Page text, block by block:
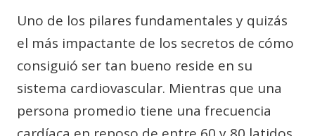
Uno de los pilares fundamentales y quizás
el más impactante de los secretos de cómo
consiguió ser tan bueno reside en su
sistema cardiovascular. Mientras que una
persona promedio tiene una frecuencia